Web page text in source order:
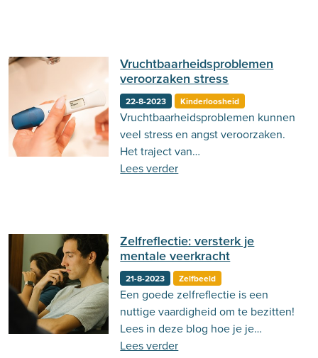
Vruchtbaarheidsproblemen
veroorzaken stress
22-8-2023 Kinderloosheid
Vruchtbaarheidsproblemen kunnen
veel stress en angst veroorzaken.
Het traject van
hormoonbehandelingen, veel
Lees verder
Zelfreflectie: versterk je
mentale veerkracht
21-8-2023 Zelfbeeld
Een goede zelfreflectie is een
nuttige vaardigheid om te bezitten!
Lees in deze blog hoe je je
zelfrelflectie vergroot.
Lees verder